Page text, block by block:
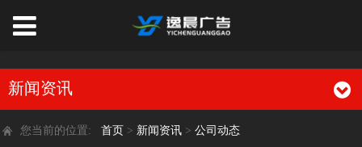
新闻资讯
您当前的位置:首页 > 新闻资讯 >公司动态